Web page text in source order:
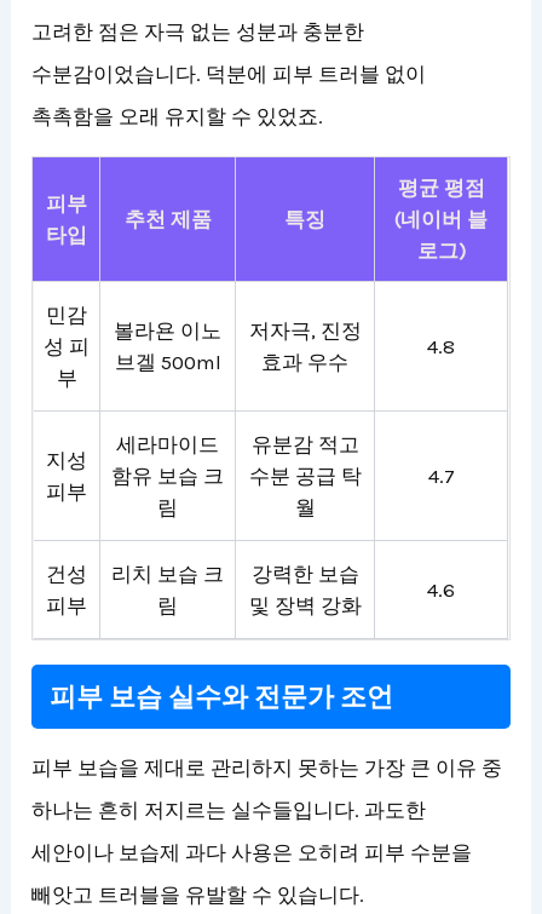
고려한 점은 자극 없는 성분과 충분한
수분감이었습니다. 덕분에 피부 트러블 없이
촉촉함을 오래 유지할 수 있었죠.
피부
타입
추천 제품 특징
평균 평점
(네이버 블
로그)
민감
성 피
부
볼라욘 이노
브겔 500ml
저자극, 진정
효과 우수
4.8
지성
피부
세라마이드
함유 보습 크
림
유분감 적고
수분 공급 탁
월
4.7
건성
피부
리치 보습 크
림
강력한 보습
및 장벽 강화
4.6
피부 보습 실수와 전문가 조언
피부 보습을 제대로 관리하지 못하는 가장 큰 이유 중
하나는 흔히 저지르는 실수들입니다. 과도한
세안이나 보습제 과다 사용은 오히려 피부 수분을
빼앗고 트러블을 유발할 수 있습니다.